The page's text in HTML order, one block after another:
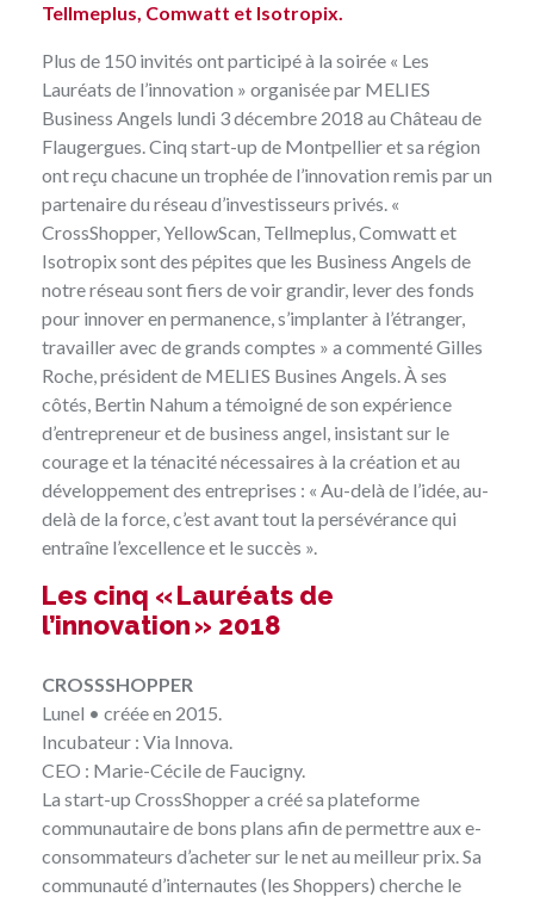
Tellmeplus, Comwatt et Isotropix.
Plus de 150 invités ont participé à la soirée « Les
Lauréats de l’innovation » organisée par MELIES
Business Angels lundi 3 décembre 2018 au Château de
Flaugergues. Cinq start-up de Montpellier et sa région
ont reçu chacune un trophée de l’innovation remis par un
partenaire du réseau d’investisseurs privés. «
CrossShopper, YellowScan, Tellmeplus, Comwatt et
Isotropix sont des pépites que les Business Angels de
notre réseau sont fiers de voir grandir, lever des fonds
pour innover en permanence, s’implanter à l’étranger,
travailler avec de grands comptes » a commenté Gilles
Roche, président de MELIES Busines Angels. À ses
côtés, Bertin Nahum a témoigné de son expérience
d’entrepreneur et de business angel, insistant sur le
courage et la ténacité nécessaires à la création et au
développement des entreprises : « Au-delà de l’idée, au-
delà de la force, c’est avant tout la persévérance qui
entraîne l’excellence et le succès ».
Les cinq « Lauréats de
l’innovation » 2018
CROSSSHOPPER
Lunel • créée en 2015.
Incubateur : Via Innova.
CEO : Marie-Cécile de Faucigny.
La start-up CrossShoppera créé sa plateforme
communautaire de bons plans afin de permettre aux e-
consommateurs d’acheter sur le net au meilleur prix. Sa
communauté d’internautes (les Shoppers) cherche le